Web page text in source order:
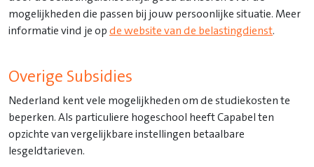
mogelijkheden die passen bij jouw persoonlijke situatie. Meer
informatie vind je op de website van de belastingdienst.
Overige Subsidies
Nederland kent vele mogelijkheden om de studiekosten te
beperken. Als particuliere hogeschool heeft Capabel ten
opzichte van vergelijkbare instellingen betaalbare
lesgeldtarieven.